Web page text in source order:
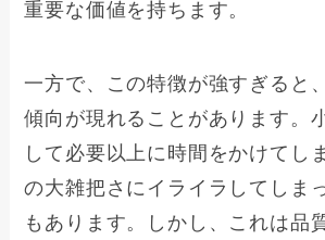
重要な価値を持ちます。
一方で、この特徴が強すぎると
傾向が現れることがあります。
して必要以上に時間をかけてし
の大雑把さにイライラしてしま
もあります。しかし、これは品